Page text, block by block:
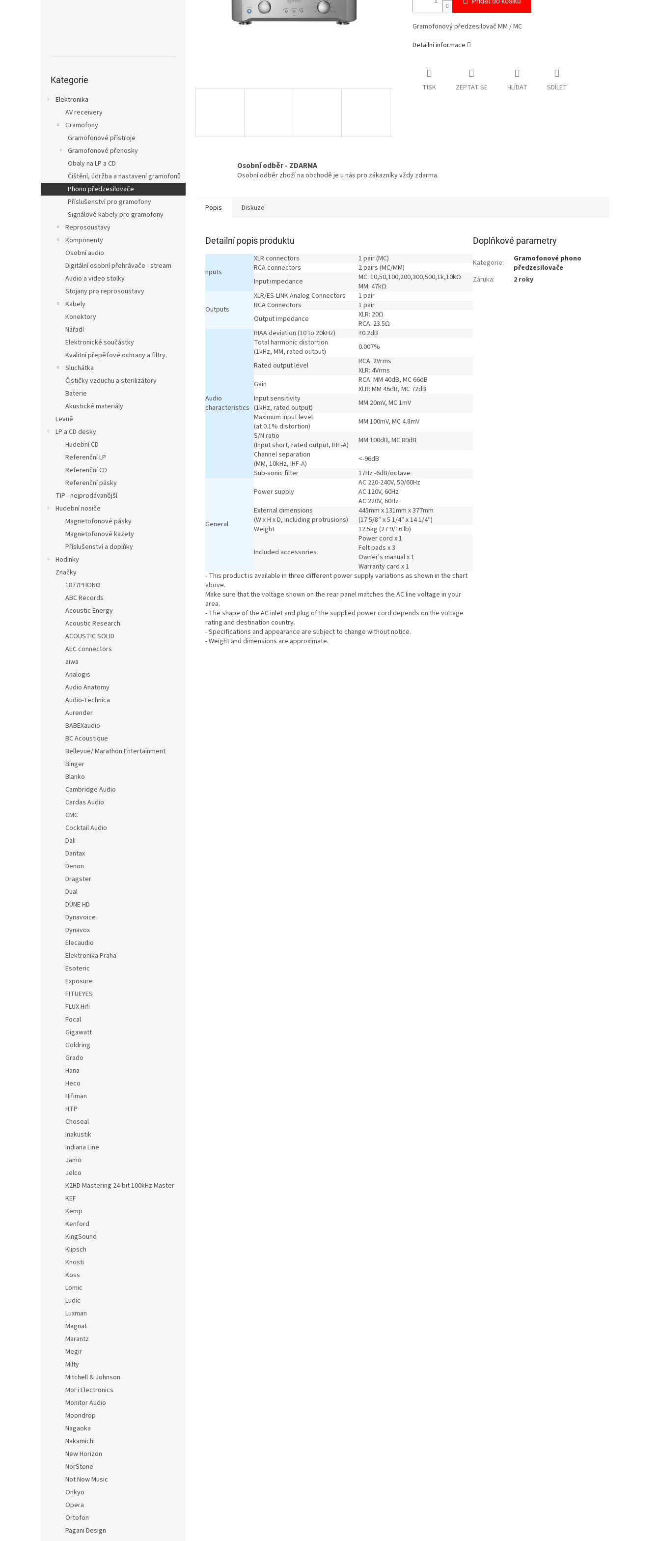
kategorie
Kategorie
Elektronika
AV receivery
Gramofony
Gramofonové přístroje
Gramofonové přenosky
Obaly na LP a CD
Čištění, údržba a nastavení gramofonů
Phono předzesilovače
Příslušenství pro gramofony
Signálové kabely pro gramofony
Reprosoustavy
Komponenty
Osobní audio
Digitální osobní přehrávače - stream
Audio a video stolky
Stojany pro reprosoustavy
Kabely
Konektory
Nářadí
Elektronické součástky
Kvalitní přepěťové ochrany a filtry.
Sluchátka
Čističky vzduchu a sterilizátory
Baterie
Akustické materiály
Levně
LP a CD desky
Hudební CD
Referenční LP
Referenční CD
Referenční pásky
TIP - nejprodávanější
Hudební nosiče
Magnetofonové pásky
Magnetofonové kazety
Příslušenství a doplňky
Hodinky
Značky
1877PHONO
ABC Records
Acoustic Energy
Acoustic Research
ACOUSTIC SOLID
AEC connectors
aiwa
Analogis
Audio Anatomy
Audio-Technica
Aurender
BABEXaudio
BC Acoustique
Bellevue/ Marathon Entertainment
Binger
Blanko
Cambridge Audio
Cardas Audio
CMC
Cocktail Audio
Dali
Dantax
Denon
Dragster
Dual
DUNE HD
Dynavoice
Dynavox
Elecaudio
Elektronika Praha
Esoteric
Exposure
FITUEYES
FLUX Hifi
Focal
Gigawatt
Goldring
Grado
Hana
Heco
Hifiman
HTP
Choseal
Inakustik
Indiana Line
Jamo
Jelco
K2HD Mastering 24-bit 100kHz Master
KEF
Kemp
Kenford
KingSound
Klipsch
Knosti
Koss
Lomic
Ludic
Luxman
Magnat
Marantz
Megir
Milty
Mitchell & Johnson
MoFi Electronics
Monitor Audio
Moondrop
Nagaoka
Nakamichi
New Horizon
NorStone
Not Now Music
Onkyo
Opera
Ortofon
Pagani Design
Gramofonový předzesilovač MM / MC
Detailní informace
TISK ZEPTAT SE HLÍDAT SDÍLET
Osobní odběr - ZDARMA
Osobní odběr zboží na obchodě je u nás pro zákazníky vždy zdarma.
Popis Diskuze
Detailní popis produktu
nputs
XLR connectors
1 pair (MC)
RCA connectors
2 pairs (MC/MM)
Input impedance
MC: 10,50,100,200,300,500,1k,10kΩ
MM: 47kΩ
Outputs
XLR/ES-LINK Analog Connectors
1 pair
RCA Connectors
1 pair
Output impedance
XLR: 20Ω
RCA: 23.5Ω
Audio
characteristics
RIAA deviation (10 to 20kHz)
±0.2dB
Total harmonic distortion
(1kHz, MM, rated output)
0.007%
Rated output level
RCA: 2Vrms
XLR: 4Vrms
Gain
RCA: MM 40dB, MC 66dB
XLR: MM 46dB, MC 72dB
Input sensitivity
(1kHz, rated output)
MM 20mV, MC 1mV
Maximum input level
(at 0.1% distortion)
MM 100mV, MC 4.8mV
S/N ratio
(Input short, rated output, IHF-A)
MM 100dB, MC 80dB
Channel separation
(MM, 10kHz, IHF-A)
<-96dB
Sub-sonic filter
17Hz -6dB/octave
General
Power supply
AC 220-240V, 50/60Hz
AC 120V, 60Hz
AC 220V, 60Hz
External dimensions
(W x H x D, including protrusions)
445mm x 131mm x 377mm
(17 5/8″ x 5 1/4″ x 14 1/4″)
Weight
12.5kg (27 9/16 lb)
Included accessories
Power cord x 1
Felt pads x 3
Owner's manual x 1
Warranty card x 1
- This product is available in three different power supply variations as shown in the chart
above.
Make sure that the voltage shown on the rear panel matches the AC line voltage in your
area.
- The shape of the AC inlet and plug of the supplied power cord depends on the voltage
rating and destination country.
- Specifications and appearance are subject to change without notice.
- Weight and dimensions are approximate.
Doplňkové parametry
Kategorie:
Gramofonové phono
předzesilovače
Záruka: 2 roky